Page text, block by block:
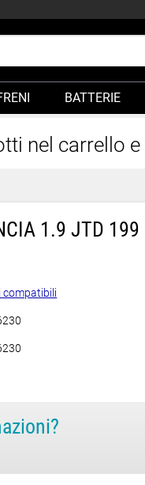
BATTERIE
nel carrello
1.9 JTD 199
compatibili